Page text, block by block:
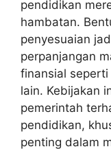
pendidikan
hambatan.
penyesuaian
perpanjangan
finansial
lain. Kebijakan
pemerintah
pendidikan,
penting dalam